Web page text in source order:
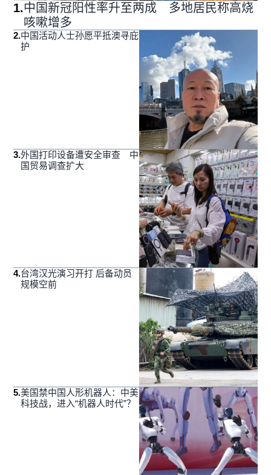
1.中国新冠阳性率升至两成 多地居民称高烧
咳嗽增多
2.中国活动人士孙愿平抵澳寻庇
护
3.外国打印设备遭安全审查 中
国贸易调查扩大
4.台湾汉光演习开打 后备动员
规模空前
5.美国禁中国人形机器人：中美
科技战，进入“机器人时代”？